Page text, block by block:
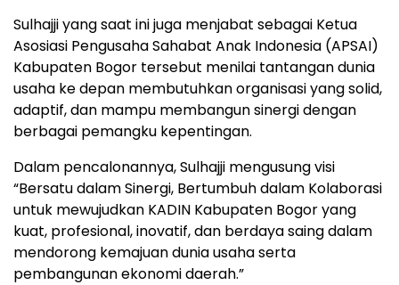
Sulhajji yang saat ini juga menjabat sebagai Ketua
Asosiasi Pengusaha Sahabat Anak Indonesia (APSAI)
Kabupaten Bogor tersebut menilai tantangan dunia
usaha ke depan membutuhkan organisasi yang solid,
adaptif, dan mampu membangun sinergi dengan
berbagai pemangku kepentingan.
Dalam pencalonannya, Sulhajji mengusung visi
“Bersatu dalam Sinergi, Bertumbuh dalam Kolaborasi
untuk mewujudkan KADIN Kabupaten Bogor yang
kuat, profesional, inovatif, dan berdaya saing dalam
mendorong kemajuan dunia usaha serta
pembangunan ekonomi daerah.”